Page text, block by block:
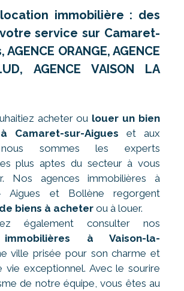
immobilière : des
service sur Camaret-
ORANGE, AGENCE
AGENCE VAISON LA
acheter ou louer un bien
Camaret-sur-Aigues et aux
nous sommes les experts
plus aptes du secteur à vous
Nos agences immobilières à
Aigues et Bollène regorgent
biens à acheterou à louer.
également consulter nos
immobilières à Vaison-la-
ville prisée pour son charme et
vie exceptionnel. Avec le sourire
de notre équipe, vous êtes au